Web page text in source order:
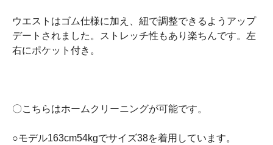
ウエストはゴム仕様に加え、紐で調整できるようアップ
デートされました。ストレッチ性もあり楽ちんです。左
右にポケット付き。
〇こちらはホームクリーニングが可能です。
○モデル163cm54kgでサイズ38を着用しています。